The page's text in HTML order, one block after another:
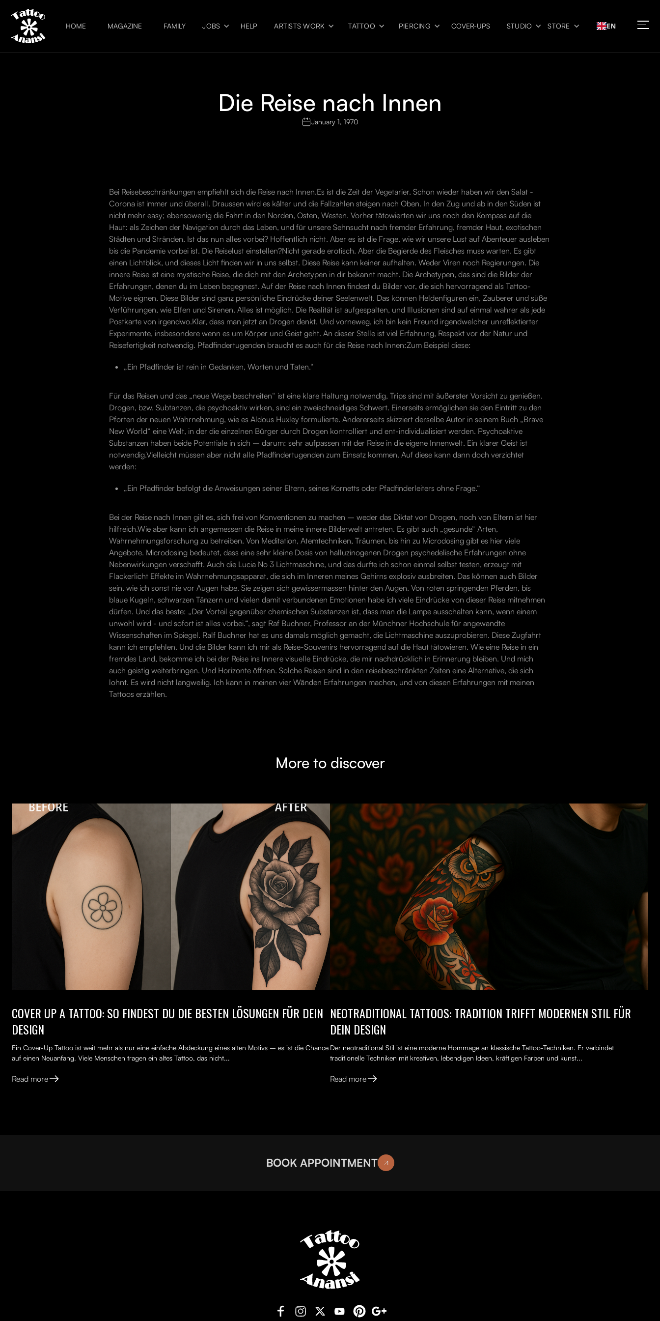
HOME MAGAZINE FAMILY JOBS HELP ARTISTS WORK TATTOO PIERCING COVER-UPS STUDIO STORE EN
Die Reise nach Innen
January 1, 1970
Bei Reisebeschränkungen empfiehlt sich die Reise nach Innen.Es ist die Zeit der Vegetarier. Schon wieder haben wir den Salat -
Corona ist immer und überall. Draussen wird es kälter und die Fallzahlen steigen nach Oben. In den Zug und ab in den Süden ist
nicht mehr easy; ebensowenig die Fahrt in den Norden, Osten, Westen. Vorher tätowierten wir uns noch den Kompass auf die
Haut: als Zeichen der Navigation durch das Leben, und für unsere Sehnsucht nach fremder Erfahrung, fremder Haut, exotischen
Städten und Stränden. Ist das nun alles vorbei? Hoffentlich nicht. Aber es ist die Frage, wie wir unsere Lust auf Abenteuer ausleben
bis die Pandemie vorbei ist. Die Reiselust einstellen?Nicht gerade erotisch. Aber die Begierde des Fleisches muss warten. Es gibt
einen Lichtblick, und dieses Licht finden wir in uns selbst. Diese Reise kann keiner aufhalten. Weder Viren noch Regierungen. Die
innere Reise ist eine mystische Reise, die dich mit den Archetypen in dir bekannt macht. Die Archetypen, das sind die Bilder der
Erfahrungen, denen du im Leben begegnest. Auf der Reise nach Innen findest du Bilder vor, die sich hervorragend als Tattoo-
Motive eignen. Diese Bilder sind ganz persönliche Eindrücke deiner Seelenwelt. Das können Heldenfiguren ein, Zauberer und süße
Verführungen, wie Elfen und Sirenen. Alles ist möglich. Die Realität ist aufgespalten, und Illusionen sind auf einmal wahrer als jede
Postkarte von irgendwo.Klar, dass man jetzt an Drogen denkt. Und vorneweg, ich bin kein Freund irgendwelcher unreflektierter
Experimente, insbesondere wenn es um Körper und Geist geht. An dieser Stelle ist viel Erfahrung, Respekt vor der Natur und
Reisefertigkeit notwendig. Pfadfindertugenden braucht es auch für die Reise nach Innen:Zum Beispiel diese:
„Ein Pfadfinder ist rein in Gedanken, Worten und Taten.“
Für das Reisen und das „neue Wege beschreiten“ ist eine klare Haltung notwendig, Trips sind mit äußerster Vorsicht zu genießen.
Drogen, bzw. Subtanzen, die psychoaktiv wirken, sind ein zweischneidiges Schwert. Einerseits ermöglichen sie den Eintritt zu den
Pforten der neuen Wahrnehmung, wie es Aldous Huxley formulierte. Andererseits skizziert derselbe Autor in seinem Buch „Brave
New World“ eine Welt, in der die einzelnen Bürger durch Drogen kontrolliert und ent-individualisiert werden. Psychoaktive
Substanzen haben beide Potentiale in sich – darum: sehr aufpassen mit der Reise in die eigene Innenwelt. Ein klarer Geist ist
notwendig.Vielleicht müssen aber nicht alle Pfadfindertugenden zum Einsatz kommen. Auf diese kann dann doch verzichtet
werden:
„Ein Pfadfinder befolgt die Anweisungen seiner Eltern, seines Kornetts oder Pfadfinderleiters ohne Frage.“
Bei der Reise nach Innen gilt es, sich frei von Konventionen zu machen – weder das Diktat von Drogen, noch von Eltern ist hier
hilfreich.Wie aber kann ich angemessen die Reise in meine innere Bilderwelt antreten. Es gibt auch „gesunde“ Arten,
Wahrnehmungsforschung zu betreiben. Von Meditation, Atemtechniken, Träumen, bis hin zu Microdosing gibt es hier viele
Angebote. Microdosing bedeutet, dass eine sehr kleine Dosis von halluzinogenen Drogen psychedelische Erfahrungen ohne
Nebenwirkungen verschafft. Auch die Lucia No 3 Lichtmaschine, und das durfte ich schon einmal selbst testen, erzeugt mit
Flackerlicht Effekte im Wahrnehmungsapparat, die sich im Inneren meines Gehirns explosiv ausbreiten. Das können auch Bilder
sein, wie ich sonst nie vor Augen habe. Sie zeigen sich gewissermassen hinter den Augen. Von roten springenden Pferden, bis
blaue Kugeln, schwarzen Tänzern und vielen damit verbundenen Emotionen habe ich viele Eindrücke von dieser Reise mitnehmen
dürfen. Und das beste: „Der Vorteil gegenüber chemischen Substanzen ist, dass man die Lampe ausschalten kann, wenn einem
unwohl wird - und sofort ist alles vorbei.“, sagt Raf Buchner, Professor an der Münchner Hochschule für angewandte
Wissenschaften im Spiegel. Ralf Buchner hat es uns damals möglich gemacht, die Lichtmaschine auszuprobieren. Diese Zugfahrt
kann ich empfehlen. Und die Bilder kann ich mir als Reise-Souvenirs hervorragend auf die Haut tätowieren. Wie eine Reise in ein
fremdes Land, bekomme ich bei der Reise ins Innere visuelle Eindrücke, die mir nachdrücklich in Erinnerung bleiben. Und mich
auch geistig weiterbringen. Und Horizonte öffnen. Solche Reisen sind in den reisebeschränkten Zeiten eine Alternative, die sich
lohnt. Es wird nicht langweilig. Ich kann in meinen vier Wänden Erfahrungen machen, und von diesen Erfahrungen mit meinen
Tattoos erzählen.
More to discover
COVER UP A TATTOO: SO FINDEST DU DIE BESTEN LÖSUNGEN FÜR DEIN
DESIGN
Ein Cover-Up Tattoo ist weit mehr als nur eine einfache Abdeckung eines alten Motivs – es ist die Chance
auf einen Neuanfang. Viele Menschen tragen ein altes Tattoo, das nicht...
Read more
NEOTRADITIONAL TATTOOS: TRADITION TRIFFT MODERNEN STIL FÜR
DEIN DESIGN
Der neotraditional Stil ist eine moderne Hommage an klassische Tattoo-Techniken. Er verbindet
traditionelle Techniken mit kreativen, lebendigen Ideen, kräftigen Farben und kunst...
Read more
BOOK APPOINTMENT